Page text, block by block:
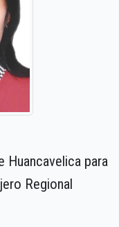
Huancavelica para
Regional